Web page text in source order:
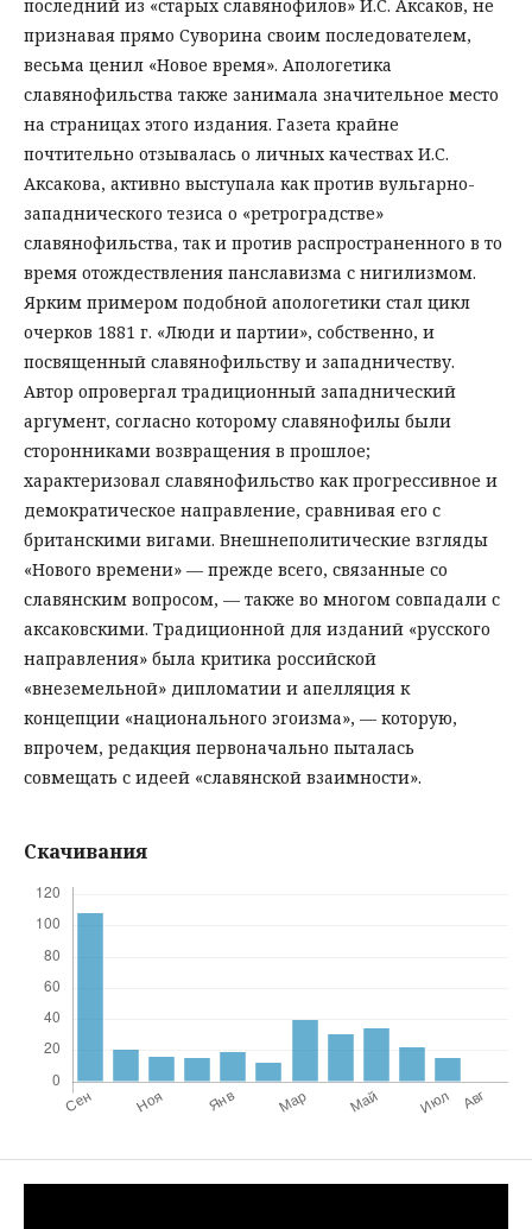
последний из «старых славянофилов» И.С. Аксаков, не
признавая прямо Суворина своим последователем,
весьма ценил «Новое время». Апологетика
славянофильства также занимала значительное место
на страницах этого издания. Газета крайне
почтительно отзывалась о личных качествах И.С.
Аксакова, активно выступала как против вульгарно-
западнического тезиса о «ретроградстве»
славянофильства, так и против распространенного в то
время отождествления панславизма с нигилизмом.
Ярким примером подобной апологетики стал цикл
очерков 1881 г. «Люди и партии», собственно, и
посвященный славянофильству и западничеству.
Автор опровергал традиционный западнический
аргумент, согласно которому славянофилы были
сторонниками возвращения в прошлое;
характеризовал славянофильство как прогрессивное и
демократическое направление, сравнивая его с
британскими вигами. Внешнеполитические взгляды
«Нового времени» — прежде всего, связанные со
славянским вопросом, — также во многом совпадали с
аксаковскими. Традиционной для изданий «русского
направления» была критика российской
«внеземельной» дипломатии и апелляция к
концепции «национального эгоизма», — которую,
впрочем, редакция первоначально пыталась
совмещать с идеей «славянской взаимности».
Скачивания